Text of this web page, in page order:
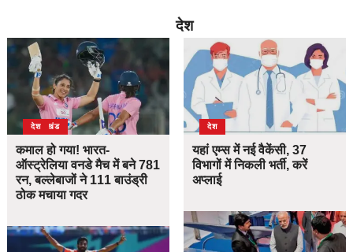
देश
उत्तराखंड
देश
कमाल हो गया! भारत-
ऑस्ट्रेलिया वनडे मैच में बने 781
रन, बल्लेबाजों ने 111 बाउंड्री
ठोक मचाया गदर
देश
यहां एम्स में नई वैकेंसी, 37
विभागों में निकली भर्ती, करें
अप्लाई